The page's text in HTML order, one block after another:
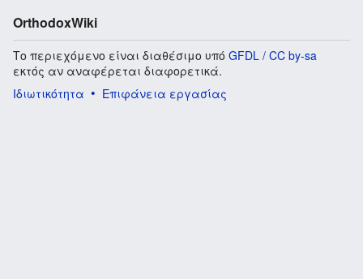
OrthodoxWiki
Το περιεχόμενο είναι διαθέσιμο υπό GFDL / CC by-sa
εκτός αν αναφέρεται διαφορετικά.
Ιδιωτικότητα
Επιφάνεια εργασίας